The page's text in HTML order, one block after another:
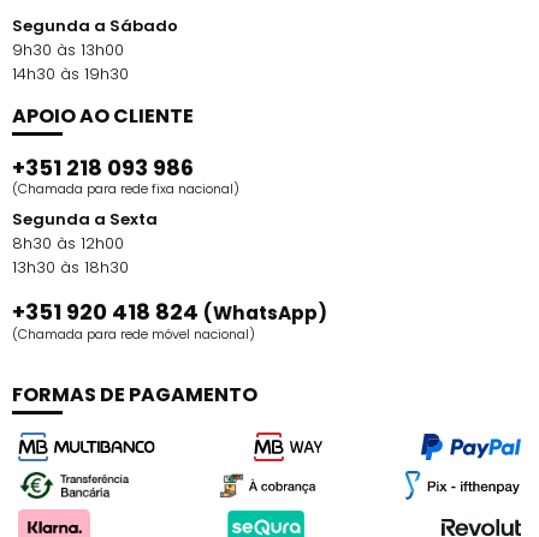
Segunda a Sábado
9h30 às 13h00
14h30 às 19h30
APOIO AO CLIENTE
+351 218 093 986
(Chamada para rede fixa nacional)
Segunda a Sexta
8h30 às 12h00
13h30 às 18h30
+351 920 418 824 (WhatsApp)
(Chamada para rede móvel nacional)
FORMAS DE PAGAMENTO